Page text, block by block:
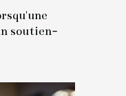
soutien-